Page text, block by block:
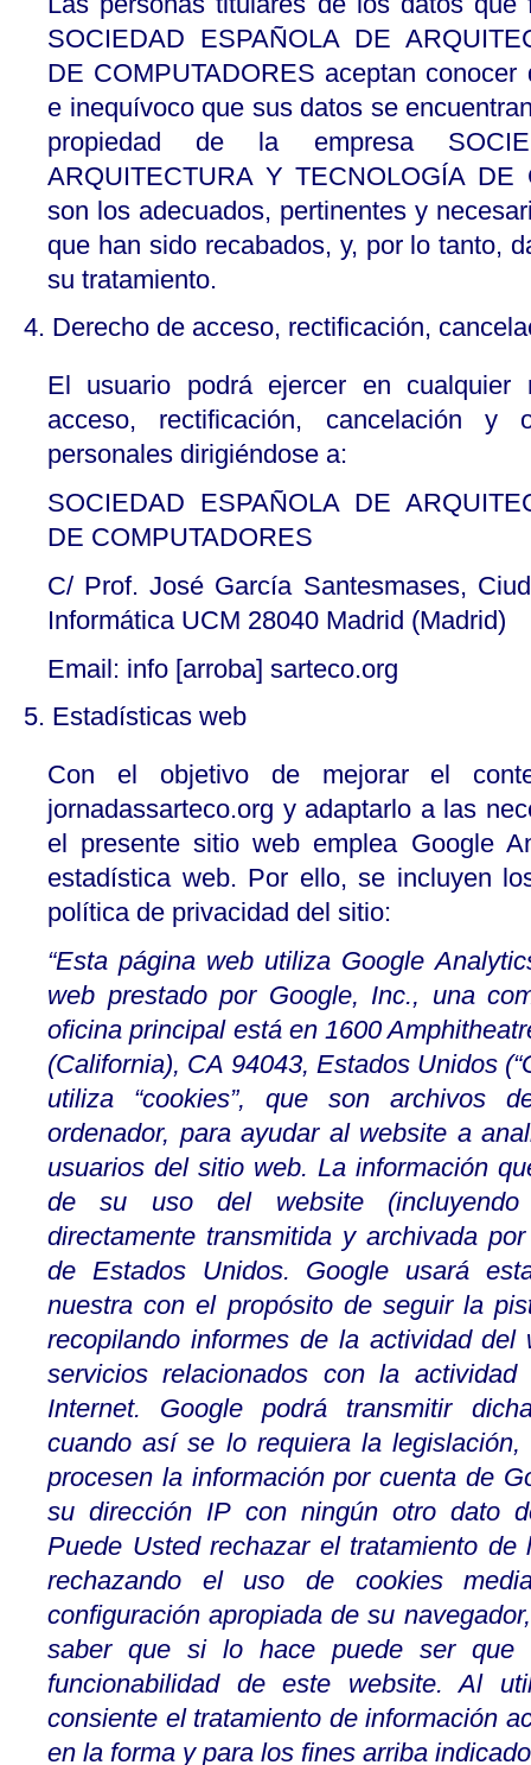
SOCIEDAD ESPAÑOLA DE
DE COMPUTADORES aceptan
e inequívoco que sus datos se
propiedad de la empresa
ARQUITECTURA Y TECNOLOGÍA DE
son los adecuados, pertinentes y
que han sido recabados, y, por lo tanto,
su tratamiento.
4. Derecho de acceso, rectificación,
El usuario podrá ejercer en cualquier
acceso, rectificación, cancelación y
personales dirigiéndose a:
SOCIEDAD ESPAÑOLA DE
DE COMPUTADORES
C/ Prof. José García Santesmases,
Informática UCM 28040 Madrid (Madrid)
Email: info [arroba] sarteco.org
5. Estadísticas web
Con el objetivo de mejorar el
jornadassarteco.org y adaptarlo a las
el presente sitio web emplea Google
estadística web. Por ello, se incluyen
política de privacidad del sitio:
“Esta página web utiliza Google
web prestado por Google, Inc., una
oficina principal está en 1600
(California), CA 94043, Estados Unidos
utiliza “cookies”, que son archivos
ordenador, para ayudar al website a
usuarios del sitio web. La información
de su uso del website
directamente transmitida y archivada
de Estados Unidos. Google usará
nuestra con el propósito de seguir la
recopilando informes de la actividad del
servicios relacionados con la
Internet. Google podrá transmitir
cuando así se lo requiera la
procesen la información por cuenta de
su dirección IP con ningún otro dato
Puede Usted rechazar el tratamiento
rechazando el uso de cookies
configuración apropiada de su
saber que si lo hace puede ser que
funcionabilidad de este website. Al
consiente el tratamiento de información
en la forma y para los fines arriba